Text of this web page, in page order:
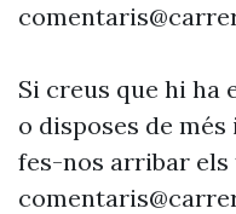
Si creus que hi ha
o disposes de
fes-nos arribar